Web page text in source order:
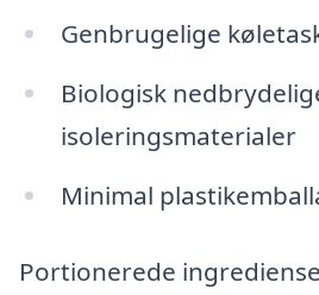
Genbrugelige
Biologisk
isoleringsmaterialer
Minimal
Portionerede